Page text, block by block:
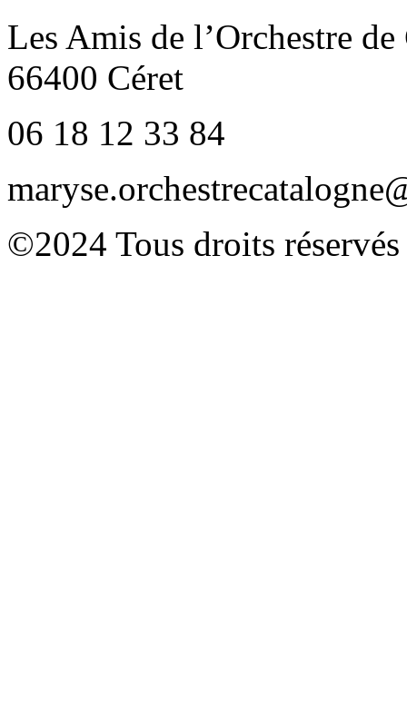
Les Amis de l’Orchestre
66400 Céret
06 18 12 33 84
©2024 Tous droits